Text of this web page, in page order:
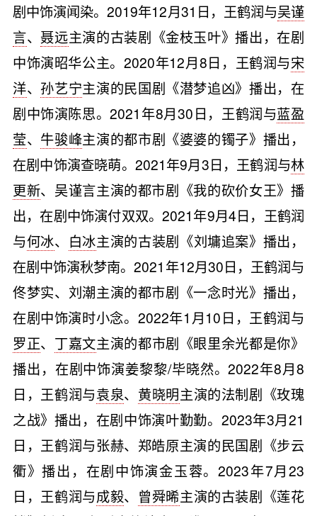
剧中饰演闻染。2019年12月31日，王鹤润与吴谨
言、 聂远主演的古装剧《金枝玉叶》播出，在剧
中饰演昭华公主。2020年12月8日，王鹤润与宋
洋、 孙艺宁主演的民国剧《潜梦追凶》播出，在
剧中饰演陈思。2021年8月30日，王鹤润与蓝盈
莹、 牛骏峰主演的都市剧《婆婆的镯子》播出，
在剧中饰演查晓萌。2021年9月3日，王鹤润与林
更新、吴谨言主演的都市剧《我的砍价女王》播
出，在剧中饰演付双双。2021年9月4日，王鹤润
与何冰、 白冰主演的古装剧《刘墉追案》播出，
在剧中饰演秋梦南。2021年12月30日，王鹤润与
佟梦实、刘潮主演的都市剧《一念时光》播出，
在剧中饰演时小念。2022年1月10日，王鹤润与
罗正、 丁嘉文主演的都市剧《眼里余光都是你》
播出，在剧中饰演姜黎黎/毕晓然。2022年8月8
日，王鹤润与袁泉、 黄晓明主演的法制剧《玫瑰
之战》播出，在剧中饰演叶勤勤。2023年3月21
日，王鹤润与张赫、郑皓原主演的民国剧《步云
衢》播出，在剧中饰演金玉蓉。2023年7月23
日，王鹤润与成毅、 曾舜晞主演的古装剧《莲花